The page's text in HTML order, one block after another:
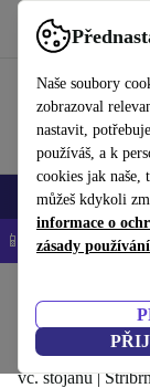
Naše soubory
zobrazoval
nastavit,
používáš, a k
cookies jak naše,
můžeš kdykoli
informace o
zásady
Používejte
Mobily a smartphony
📱 -5 % NAVÍC na
Dell
vč. stojanu |